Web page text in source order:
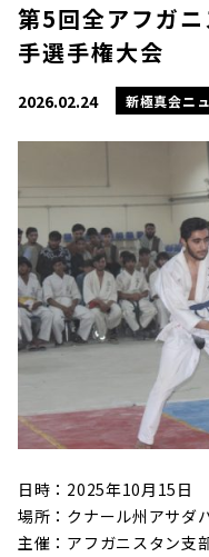
第5回全アフガ
手選手権大会
2026.02.24 新極真会ニ
日時：2025年10月15日
場所：クナール州アサダ
主催：アフガニスタン支